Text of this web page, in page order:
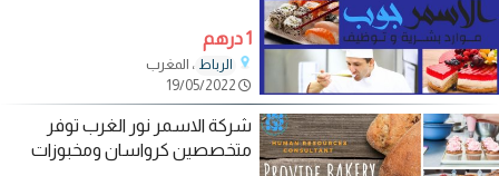
1 درهم
الرباط ، المغرب
شركة الاسمر نور الغرب توفر
متخصصين كرواسان ومخبوزات